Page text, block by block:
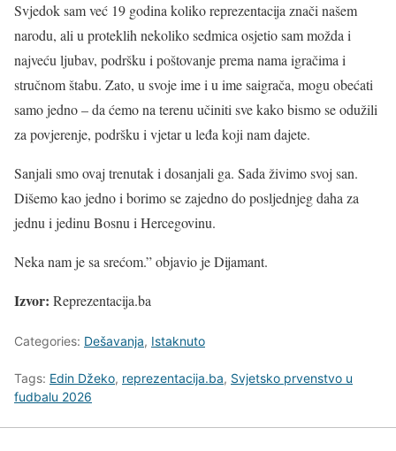
Svjedok sam već 19 godina koliko reprezentacija znači našem
narodu, ali u proteklih nekoliko sedmica osjetio sam možda i
najveću ljubav, podršku i poštovanje prema nama igračima i
stručnom štabu. Zato, u svoje ime i u ime saigrača, mogu obećati
samo jedno – da ćemo na terenu učiniti sve kako bismo se odužili
za povjerenje, podršku i vjetar u leđa koji nam dajete.
Sanjali smo ovaj trenutak i dosanjali ga. Sada živimo svoj san.
Dišemo kao jedno i borimo se zajedno do posljednjeg daha za
jednu i jedinu Bosnu i Hercegovinu.
Neka nam je sa srećom.” objavio je Dijamant.
Izvor: Reprezentacija.ba
Categories: Dešavanja, Istaknuto
Tags: Edin Džeko, reprezentacija.ba, Svjetsko prvenstvo u
fudbalu 2026